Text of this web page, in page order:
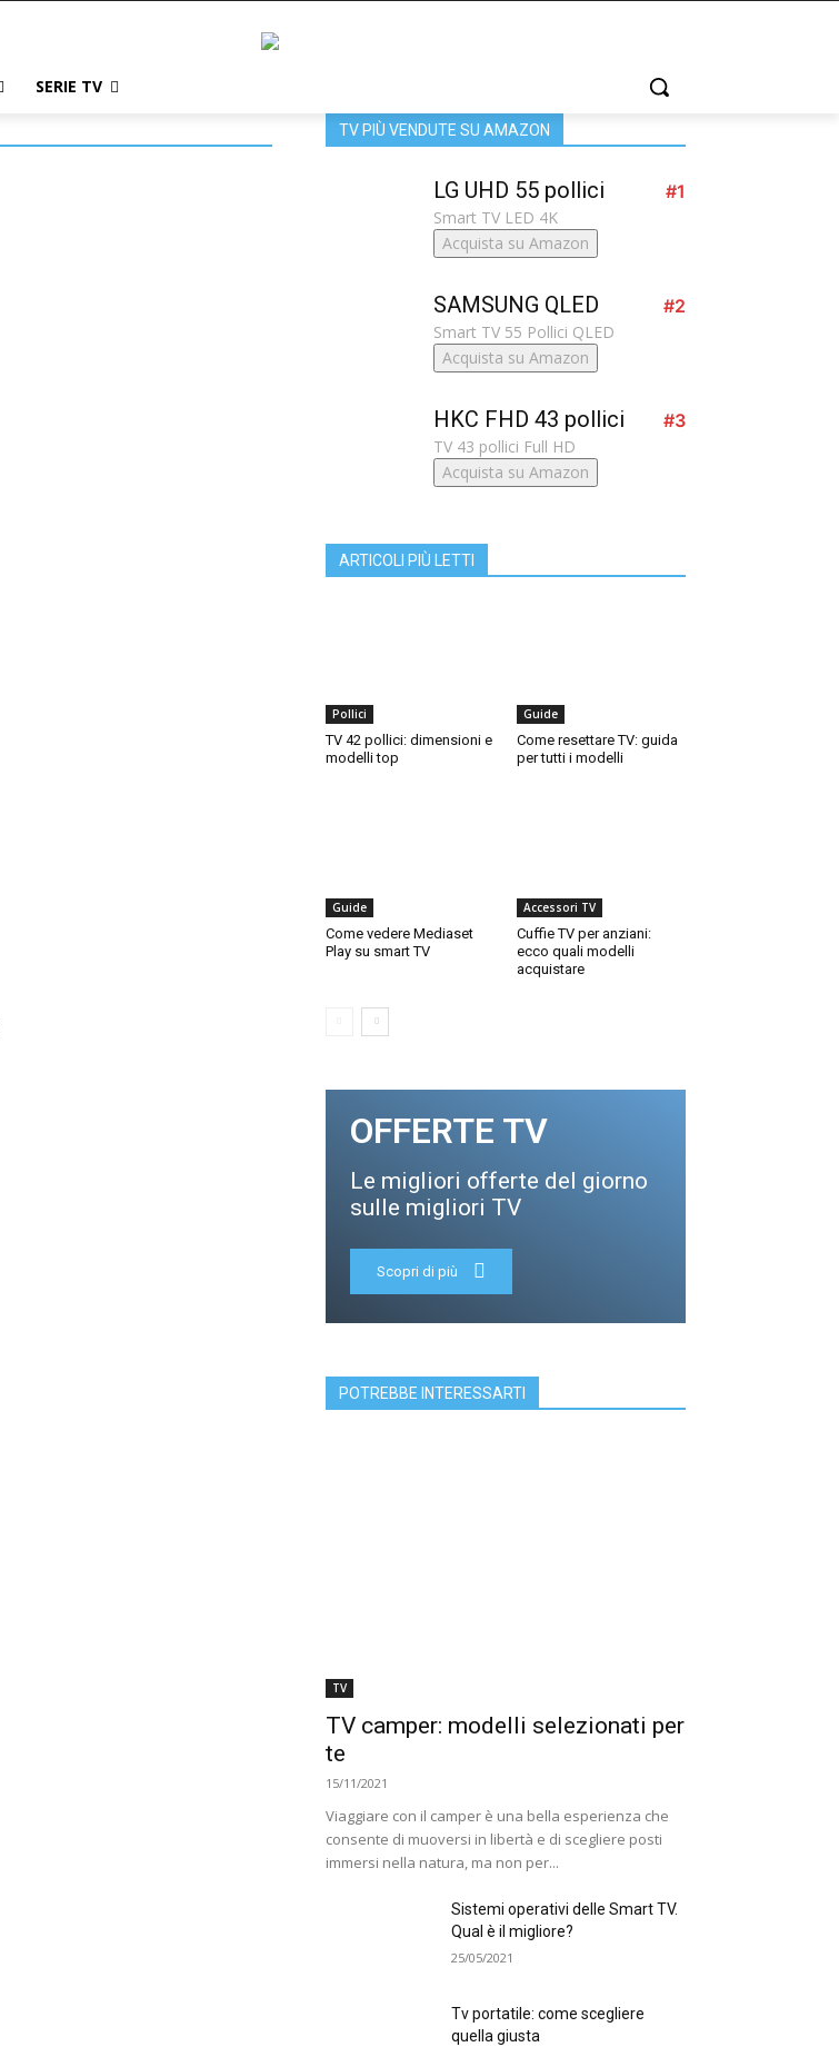
SERIE TV
TV PIÙ VENDUTE SU AMAZON
LG UHD 55 pollici #1
Smart TV LED 4K
Acquista su Amazon
SAMSUNG QLED #2
Smart TV 55 Pollici QLED
Acquista su Amazon
HKC FHD 43 pollici #3
TV 43 pollici Full HD
Acquista su Amazon
ARTICOLI PIÙ LETTI
Pollici
TV 42 pollici: dimensioni e
modelli top
Guide
Come resettare TV: guida
per tutti i modelli
Guide
Come vedere Mediaset
Play su smart TV
Accessori TV
Cuffie TV per anziani:
ecco quali modelli
acquistare
OFFERTE TV
Le migliori offerte del giorno
sulle migliori TV
Scopri di più
POTREBBE INTERESSARTI
TV
TV camper: modelli selezionati per
te
15/11/2021
Viaggiare con il camper è una bella esperienza che
consente di muoversi in libertà e di scegliere posti
immersi nella natura, ma non per...
Sistemi operativi delle Smart TV.
Qual è il migliore?
25/05/2021
Tv portatile: come scegliere
quella giusta